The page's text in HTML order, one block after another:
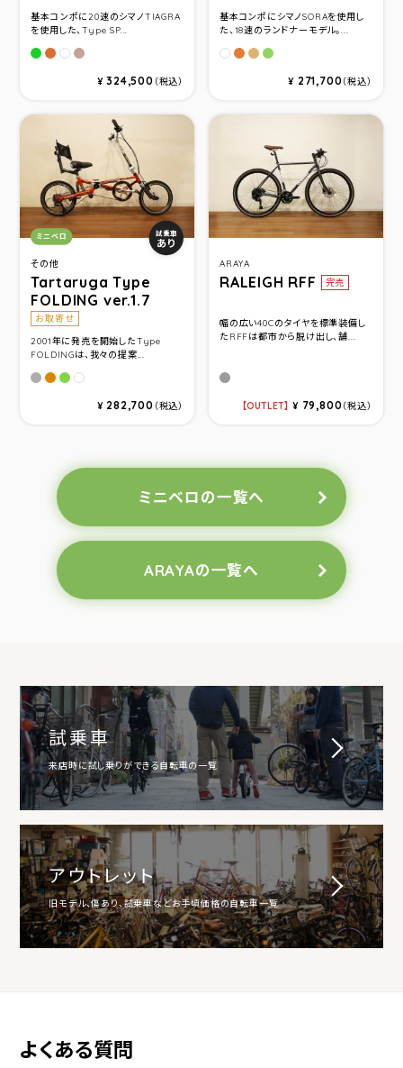
基本コンポに20速のシマノTIAGRA
を使用した、Type SP...
グリーン
ボンバーオレンジ
パールホワイト
ユーロブラウン
¥ 324,500 （税込）
基本コンポにシマノSORAを使用し
た、18速のランドナーモデル。...
パールホワイト
ボンバーオレンジ
ユーロブラウン
グリーン
¥ 271,700（税込）
その他
Tartaruga Type
FOLDING ver.1.7
お取寄せ
カテゴリ：
ミニベロ 試乗車
あり
2001年に発売を開始したType
FOLDINGは、我々の提案...
ユーロブラウン
ボンバーオレンジ
グリーン
パールホワイト
¥ 282,700 （税込）
ARAYA
RALEIGH RFF 完売
幅の広い40Cのタイヤを標準装備し
たRFFは都市から脱け出し、舗...
Deep GRAY(520)
OUTLET ¥ 79,800（税込）
ミニベロの一覧へ
ARAYAの一覧へ
試乗車
来店時に試し乗りができる自転車の一覧
アウトレット
旧モデル、傷あり、試乗車などお手頃価格の自転車一覧
よくある質問